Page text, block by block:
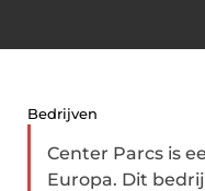
Bedrijven
Center Parcs is
Europa. Dit